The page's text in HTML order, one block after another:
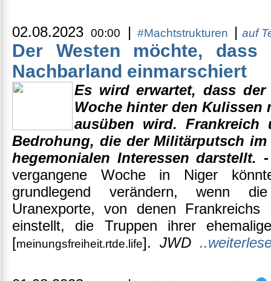
02.08.2023 00:00 | #Machtstrukturen | auf
Der Westen möchte,
Nachbarland einmarschiert
Es wird erwartet, dass
Woche hinter den Kulissen
ausüben wird.
Bedrohung, die der Militärputsch
hegemonialen Interessen darstellt.
vergangene Woche in Niger
grundlegend verändern, wenn
Uranexporte, von denen Frankreichs
einstellt, die Truppen ihrer
[meinungsfreiheit.rtde.life]. JWD